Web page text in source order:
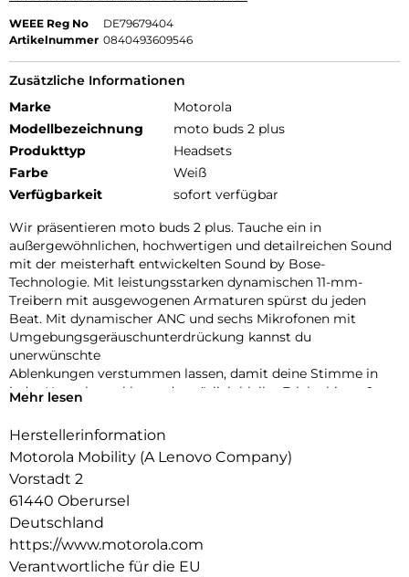
WEEE Reg No
DE79679404
Artikelnummer 0840493609546
Zusätzliche Informationen
Marke
Motorola
Modellbezeichnung
moto buds 2 plus
Produkttyp
Headsets
Farbe
Weiß
Verfügbarkeit
sofort verfügbar
Wir präsentieren moto buds 2 plus. Tauche ein in
außergewöhnlichen, hochwertigen und detailreichen Sound
mit der meisterhaft entwickelten Sound by Bose-
Technologie. Mit leistungsstarken dynamischen 11-mm-
Treibern mit ausgewogenen Armaturen spürst du jeden
Beat. Mit dynamischer ANC und sechs Mikrofonen mit
Umgebungsgeräuschunterdrückung kannst du
unerwünschte
Ablenkungen verstummen lassen, damit deine Stimme in
jeder Umgebung klar und natürlich bleibt. Erlebe bis zu 9
Stunden mit dem elegant gestalteten Gehäuse und der
Verbindung, die Trageerkennung und moto ai sorgen für ein
nahtloses Erlebnis, das deinen Alltag auf Schritt und Tritt
bereichert. Die moto buds 2 plus sind sorgfältig verarbeitet,
verfügen über ein kompaktes, ergonomisches Design, sind
spritzwassergeschützt gemäß IP54 und definieren
hochwertige Alltagsleistung neu.
Mehr lesen
Herstellerinformation
Motorola Mobility (A Lenovo Company)
Vorstadt 2
61440 Oberursel
Deutschland
https://www.motorola.com
Verantwortliche für die EU